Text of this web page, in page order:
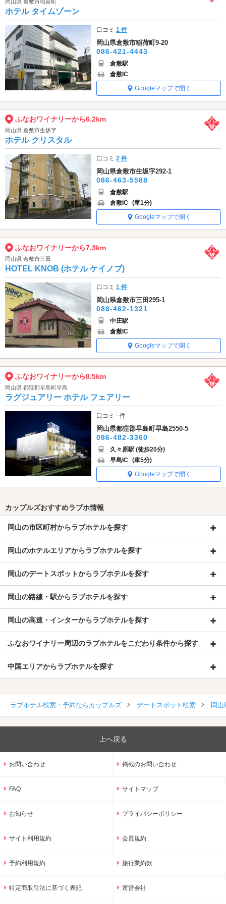
岡山県 倉敷市稲荷町
ホテル タイムゾーン
口コミ1 件
岡山県倉敷市稲荷町9-20
086-421-4443
倉敷駅
倉敷IC
Googleマップで開く
ふなおワイナリーから6.2km
岡山県 倉敷市生坂字
ホテル クリスタル
口コミ2 件
岡山県倉敷市生坂字292-1
086-463-5588
倉敷駅
倉敷IC (車1分)
Googleマップで開く
ふなおワイナリーから7.3km
岡山県 倉敷市三田
HOTEL KNOB (ホテル ケイノブ)
口コミ1 件
岡山県倉敷市三田295-1
086-462-1321
中庄駅
倉敷IC
Googleマップで開く
ふなおワイナリーから8.5km
岡山県 都窪郡早島町早島
ラグジュアリー ホテル フェアリー
口コミ - 件
岡山県都窪郡早島町早島2550-5
086-482-3360
久々原駅 (徒歩20分)
早島IC (車5分)
Googleマップで開く
カップルズおすすめラブホ情報
岡山の市区町村からラブホテルを探す
岡山のホテルエリアからラブホテルを探す
岡山のデートスポットからラブホテルを探す
岡山の路線・駅からラブホテルを探す
岡山の高速・インターからラブホテルを探す
ふなおワイナリー周辺のラブホテルをこだわり条件から探す
中国エリアからラブホテルを探す
ラブホテル検索・予約ならカップルズ デートスポット検索 岡
上へ戻る
お問い合わせ 掲載のお問い合わせ
FAQ サイトマップ
お知らせ プライバシーポリシー
サイト利用規約 会員規約
予約利用規約 旅行業約款
特定商取引法に基づく表記 運営会社